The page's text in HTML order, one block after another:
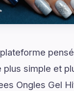
simple et
Ongles Gel